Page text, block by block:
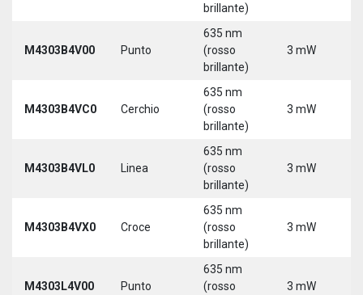
brillante)
M4303B4V00 Punto
635 nm
(rosso
brillante)
3 mW
M4303B4VC0 Cerchio
635 nm
(rosso
brillante)
3 mW
M4303B4VL0 Linea
635 nm
(rosso
brillante)
3 mW
M4303B4VX0 Croce
635 nm
(rosso
brillante)
3 mW
M4303L4V00 Punto
635 nm
(rosso
3 mW